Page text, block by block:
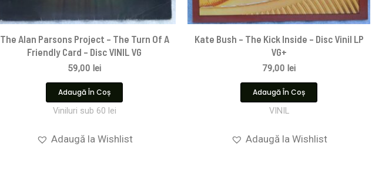
The Alan Parsons Project – The Turn Of A
Friendly Card – Disc VINIL VG
59,00 lei
Adaugă În Coș
Viniluri sub 60 lei
Adaugă la Wishlist
Kate Bush – The Kick Inside – Disc Vinil LP
VG+
79,00 lei
Adaugă În Coș
VINIL
Adaugă la Wishlist